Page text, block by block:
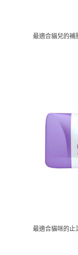
最適合貓兒的補
最適合貓咪的止